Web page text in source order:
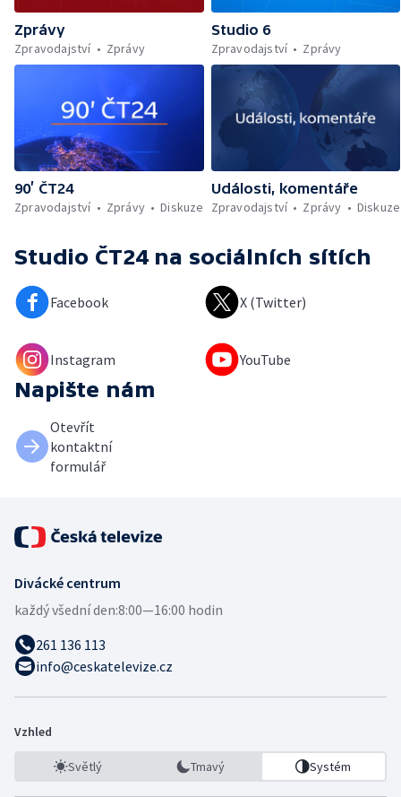
Zprávy
Zpravodajství
Zprávy
Studio 6
Zpravodajství
Zprávy
90’ ČT24
Zpravodajství
Zprávy Diskuze
Události, komentáře
Zpravodajství
Zprávy Diskuze
Studio ČT24 na sociálních sítích
Facebook X (Twitter)
Instagram YouTube
Napište nám
Otevřít
kontaktní
formulář
Divácké centrum
každý všední den:8:00—16:00 hodin
261 136 113
info@ceskatelevize.cz
Vzhled
Světlý Tmavý Systém